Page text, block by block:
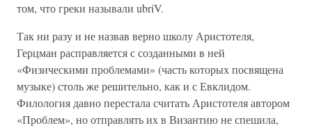
том, что греки называли ubriV.
Так ни разу и не назвав верно школу Аристотеля,
Герцман расправляется с созданными в ней
«Физическими проблемами» (часть которых посвящена
музыке) столь же решительно, как и с Евклидом.
Филология давно перестала считать Аристотеля автором
«Проблем», но отправлять их в Византию не спешила,